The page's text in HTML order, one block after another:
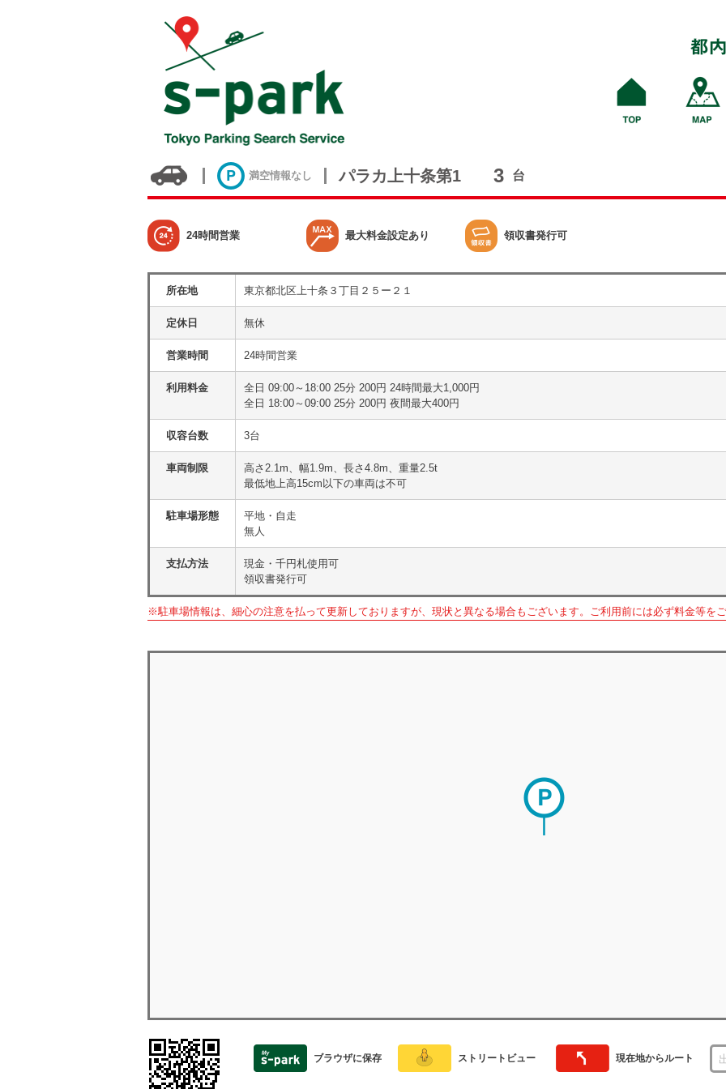
満空情報なし パラカ上十条第1 3 台
24時間営業 最大料金設定あり 領収書発行可
所在地 東京都北区上十条３丁目２５ー２１
定休日 無休
営業時間 24時間営業
利用料金
全日 09:00～18:00 25分 200円 24時間最大1,000円
全日 18:00～09:00 25分 200円 夜間最大400円
収容台数 3台
車両制限
高さ2.1m、幅1.9m、長さ4.8m、重量2.5t
最低地上高15cm以下の車両は不可
駐車場形態
平地・自走
無人
支払方法
現金・千円札使用可
領収書発行可
※駐車場情報は、細心の注意を払って更新しておりますが、現状と異なる場合もございます。ご利用前には必ず料金等をご
ブラウザに保存 ストリートビュー 現在地からルート